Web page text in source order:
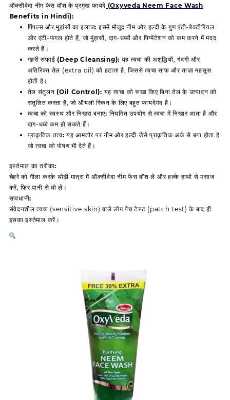
ऑक्सीवेदा नीम फेस वॉश के प्रमुख फायदे (Oxyveda Neem Face Wash
Benefits in Hindi):
पिंपल्स और मुहांसों का इलाज: इसमें मौजूद नीम और हल्दी के गुण एंटी-बैक्टीरियल
और एंटी-फंगल होते हैं, जो मुंहासों, दाग-धब्बों और पिग्मेंटेशन को कम करने में मदद
करते हैं।
गहरी सफाई (Deep Cleansing): यह त्वचा की अशुद्धियों, गंदगी और
अतिरिक्त तेल (extra oil) को हटाता है, जिससे त्वचा साफ और ताज़ा महसूस
होती है।
तेल संतुलन (Oil Control): यह त्वचा को रूखा किए बिना तेल के उत्पादन को
संतुलित करता है, जो ऑयली स्किन के लिए बहुत फायदेमंद है।
त्वचा को स्वस्थ और निखरा बनाए: नियमित उपयोग से त्वचा में निखार आता है और
दाग-धब्बे कम हो सकते हैं।
प्राकृतिक तत्व: यह आमतौर पर नीम और हल्दी जैसे प्राकृतिक अर्क से बना होता है
जो त्वचा को पोषण भी देते हैं।
इस्तेमाल का तरीका:
चेहरे को गीला करके थोड़ी मात्रा में ऑक्सीवेदा नीम फेस वॉश लें और हल्के हाथों से मसाज
करें, फिर पानी से धो लें।
सावधानी:
संवेदनशील त्वचा (sensitive skin) वाले लोग पैच टेस्ट (patch test) के बाद ही
इसका इस्तेमाल करें।